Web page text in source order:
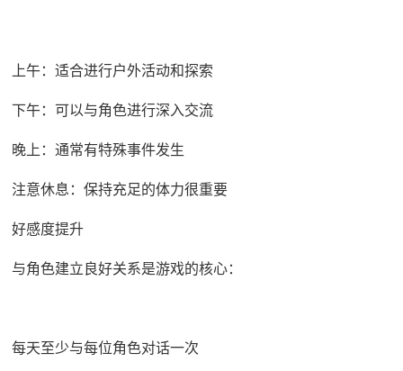
上午：适合进行户外活动和探索
下午：可以与角色进行深入交流
晚上：通常有特殊事件发生
注意休息：保持充足的体力很重要
好感度提升
与角色建立良好关系是游戏的核心：
每天至少与每位角色对话一次